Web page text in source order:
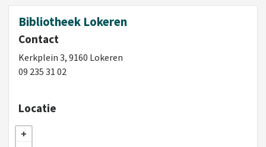
Bibliotheek Lokeren
Contact
Kerkplein 3, 9160 Lokeren
09 235 31 02
Locatie